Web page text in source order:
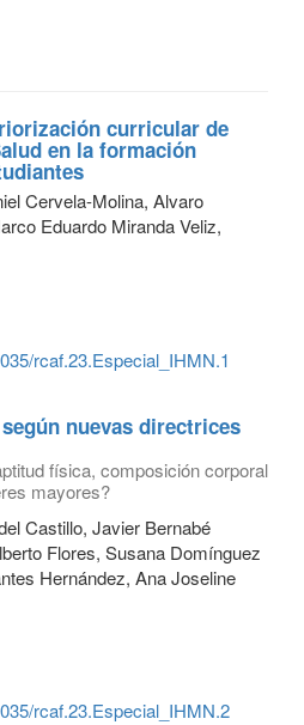
curricular de
en la formación
Cervela-Molina, Alvaro
Eduardo Miranda Veliz,
rcaf.23.Especial_IHMN.1
nuevas directrices
física, composición corporal
mayores?
Castillo, Javier Bernabé
Flores, Susana Domínguez
Hernández, Ana Joseline
rcaf.23.Especial_IHMN.2